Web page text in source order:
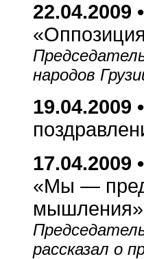
22.04.2009 •
народов
19.04.2009 •
17.04.2009 •
«Мы —
мышления»
рассказал о